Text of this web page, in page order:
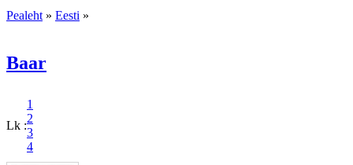
Pealeht » Eesti »
Baar
Lk :
1
2
3
4